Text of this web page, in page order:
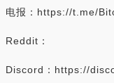
电报：https://t.me/
Reddit：
Discord：https://